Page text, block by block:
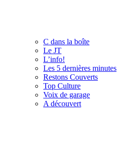
C dans la boîte
Le JT
L’info!
Les 5 dernières minutes
Restons Couverts
Top Culture
Voix de garage
A découvert